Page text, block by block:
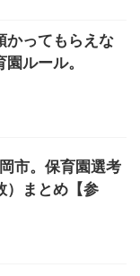
かってもらえな
ルール。
市。保育園選考
）まとめ【参